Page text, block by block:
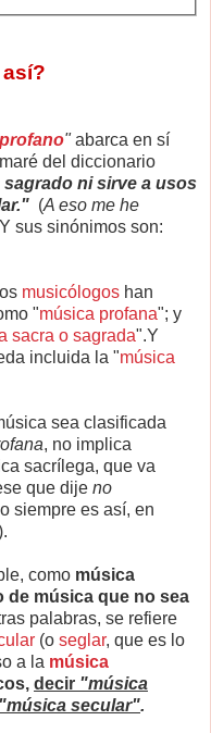
profano"abarca en sí
del diccionario
sagrado ni sirve a usos
(A eso me he
Y sus sinónimos son:
musicólogos han
"música profana"; y
sacra o sagrada".Y
incluida la "música
sea clasificada
, no implica
sacrílega, que va
que dije no
siempre es así, en
como música
de música que no sea
palabras, se refiere
(o seglar, que es lo
a la música
decir "música
"música secular".